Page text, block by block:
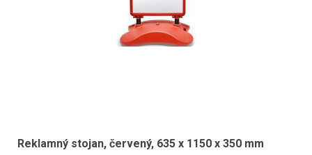
Reklamný stojan, červený, 635 x 1150 x 350 mm